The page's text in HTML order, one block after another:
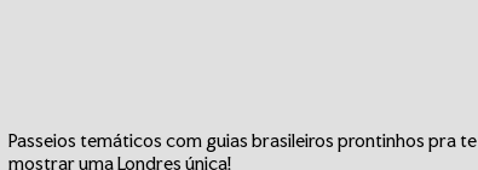
Passeios temáticos com guias brasileiros prontinhos pra te
mostrar uma Londres única!